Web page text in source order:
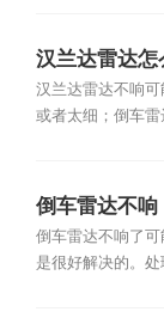
汉兰达雷达怎
汉兰达雷达不响
或者太细；倒车雷
倒车雷达不响
倒车雷达不响了
是很好解决的。处